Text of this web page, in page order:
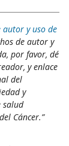
autor y uso de
de autor y
por favor, dé
y enlace
del
y
salud
Cáncer.”